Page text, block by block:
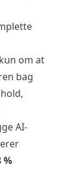
om at
bag
AI-
%